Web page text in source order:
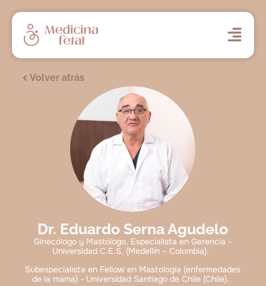
Volver atrás
Dr. Eduardo Serna Agudelo
Ginecólogo y Mastólogo, Especialista en Gerencia -
Universidad C.E.S, (Medellín – Colombia).
Subespecialista en Fellow en Mastología (enfermedades
de la mama) - Universidad Santiago de Chile (Chile).